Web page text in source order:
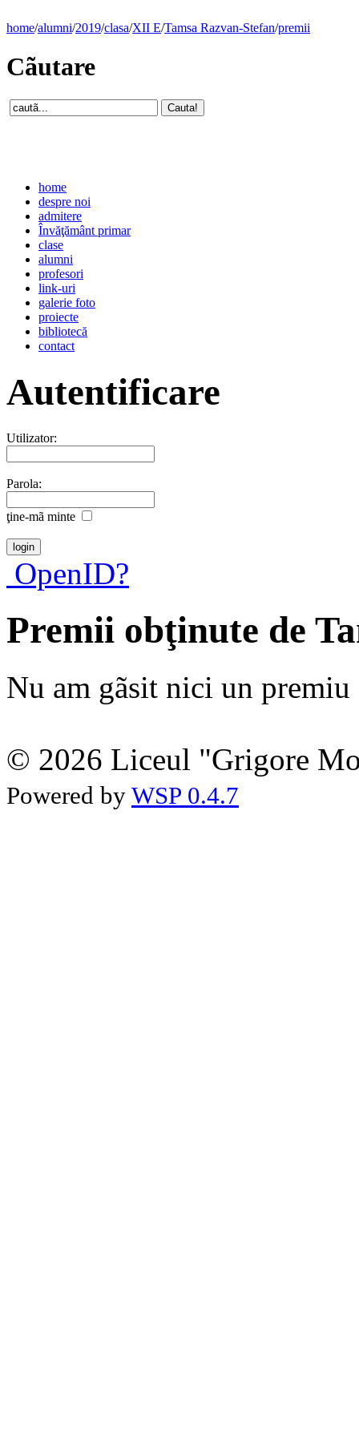
home/alumni/2019/clasa/XII E/Tamsa Razvan-Stefan/premii
Cãutare
home
despre noi
admitere
Învăţământ primar
clase
alumni
profesori
link-uri
galerie foto
proiecte
bibliotecă
contact
Autentificare
Utilizator:
Parola:
ţine-mã minte
OpenID?
Premii obţinute de
Nu am gãsit nici un premiu
© 2026 Liceul "Grigore
Powered by WSP 0.4.7